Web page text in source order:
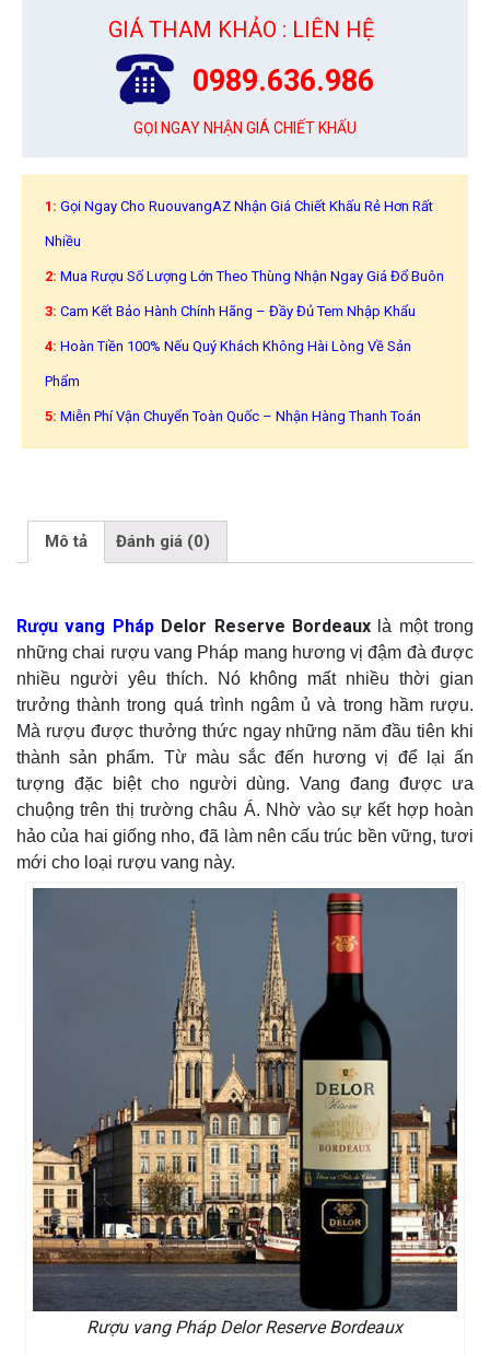
GIÁ THAM KHẢO : LIÊN HỆ
0989.636.986
GỌI NGAY NHẬN GIÁ CHIẾT KHẤU
1: Gọi Ngay Cho RuouvangAZ Nhận Giá Chiết Khấu Rẻ Hơn Rất
Nhiều
2: Mua Rượu Số Lượng Lớn Theo Thùng Nhận Ngay Giá Đổ Buôn
3: Cam Kết Bảo Hành Chính Hãng – Đầy Đủ Tem Nhập Khẩu
4: Hoàn Tiền 100% Nếu Quý Khách Không Hài Lòng Về Sản
Phẩm
5: Miễn Phí Vận Chuyển Toàn Quốc – Nhận Hàng Thanh Toán
Mô tả Đánh giá (0)
Rượu vang Pháp Delor Reserve Bordeauxlà một trong
những chai rượu vang Pháp mang hương vị đậm đà được
nhiều người yêu thích. Nó không mất nhiều thời gian
trưởng thành trong quá trình ngâm ủ và trong hầm rượu.
Mà rượu được thưởng thức ngay những năm đầu tiên khi
thành sản phẩm. Từ màu sắc đến hương vị để lại ấn
tượng đặc biệt cho người dùng. Vang đang được ưa
chuộng trên thị trường châu Á. Nhờ vào sự kết hợp hoàn
hảo của hai giống nho, đã làm nên cấu trúc bền vững, tươi
mới cho loại rượu vang này.
Rượu vang Pháp Delor Reserve Bordeaux